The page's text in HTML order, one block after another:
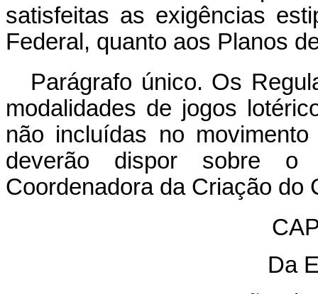
satisfeitas as exigências
Federal, quanto aos Planos
Parágrafo único. Os
modalidades de jogos
não incluídas no
deverão dispor sobre o
Coordenadora da Criação do
Da